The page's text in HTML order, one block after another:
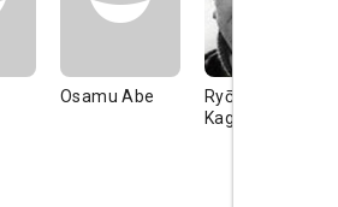
Osamu Abe
Ryōsuke
Kagawa